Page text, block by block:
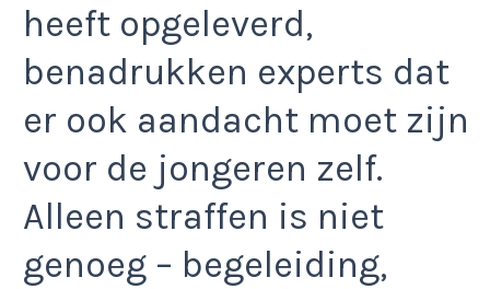
heeft opgeleverd,
benadrukken experts dat
er ook aandacht moet zijn
voor de jongeren zelf.
Alleen straffen is niet
genoeg – begeleiding,